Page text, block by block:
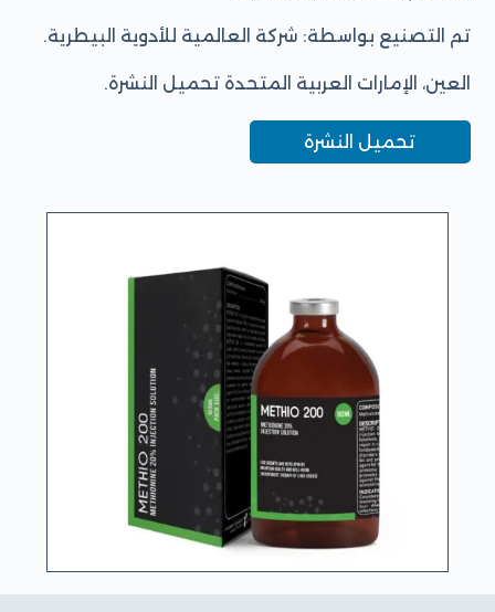
تم التصنيع بواسطة: شركة العالمية للأدوية البيطرية.
العين، الإمارات العربية المتحدة تحميل النشرة.
تحميل النشرة